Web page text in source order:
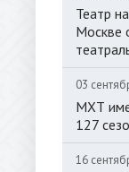
Театр
Москве
03
МХТ
127
16